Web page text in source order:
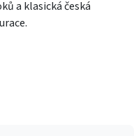
a klasická česká